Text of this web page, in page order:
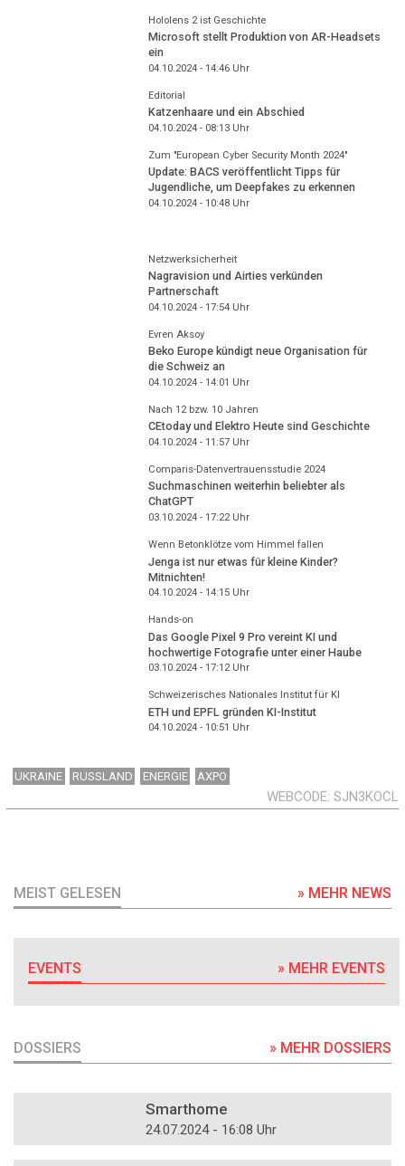
Hololens 2 ist Geschichte
Microsoft stellt Produktion von AR-Headsets
ein
04.10.2024 - 14:46Uhr
Editorial
Katzenhaare und ein Abschied
04.10.2024 - 08:13Uhr
Zum "European Cyber Security Month 2024"
Update: BACS veröffentlicht Tipps für
Jugendliche, um Deepfakes zu erkennen
04.10.2024 - 10:48Uhr
Netzwerksicherheit
Nagravision und Airties verkünden
Partnerschaft
04.10.2024 - 17:54Uhr
Evren Aksoy
Beko Europe kündigt neue Organisation für
die Schweiz an
04.10.2024 - 14:01 Uhr
Nach 12 bzw. 10 Jahren
CEtoday und Elektro Heute sind Geschichte
04.10.2024 - 11:57Uhr
Comparis-Datenvertrauensstudie 2024
Suchmaschinen weiterhin beliebter als
ChatGPT
03.10.2024 - 17:22Uhr
Wenn Betonklötze vom Himmel fallen
Jenga ist nur etwas für kleine Kinder?
Mitnichten!
04.10.2024 - 14:15Uhr
Hands-on
Das Google Pixel 9 Pro vereint KI und
hochwertige Fotografie unter einer Haube
03.10.2024 - 17:12Uhr
Schweizerisches Nationales Institut für KI
ETH und EPFL gründen KI-Institut
04.10.2024 - 10:51 Uhr
UKRAINE RUSSLAND ENERGIE AXPO
WEBCODE SJN3KOCL
MEIST GELESEN » MEHR NEWS
EVENTS » MEHR EVENTS
DOSSIERS » MEHR DOSSIERS
Smarthome
24.07.2024 - 16:08 Uhr